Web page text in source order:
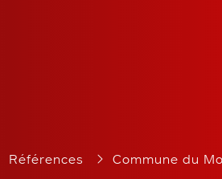
Références Commune du